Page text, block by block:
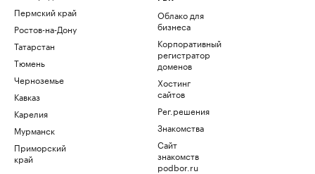
Пермский край
Ростов-на-Дону
Татарстан
Тюмень
Черноземье
Кавказ
Карелия
Мурманск
Приморский
край
Облако для
бизнеса
Корпоративный
регистратор
доменов
Хостинг
сайтов
Рег.решения
Знакомства
Сайт
знакомств
podbor.ru